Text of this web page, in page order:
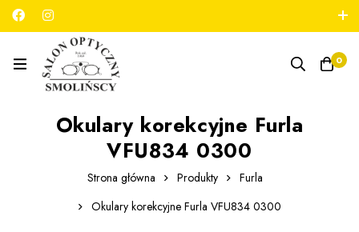
789 180 706
0
Okulary korekcyjne Furla
VFU834 0300
Strona główna Produkty
Furla
Okulary korekcyjne Furla VFU834 0300